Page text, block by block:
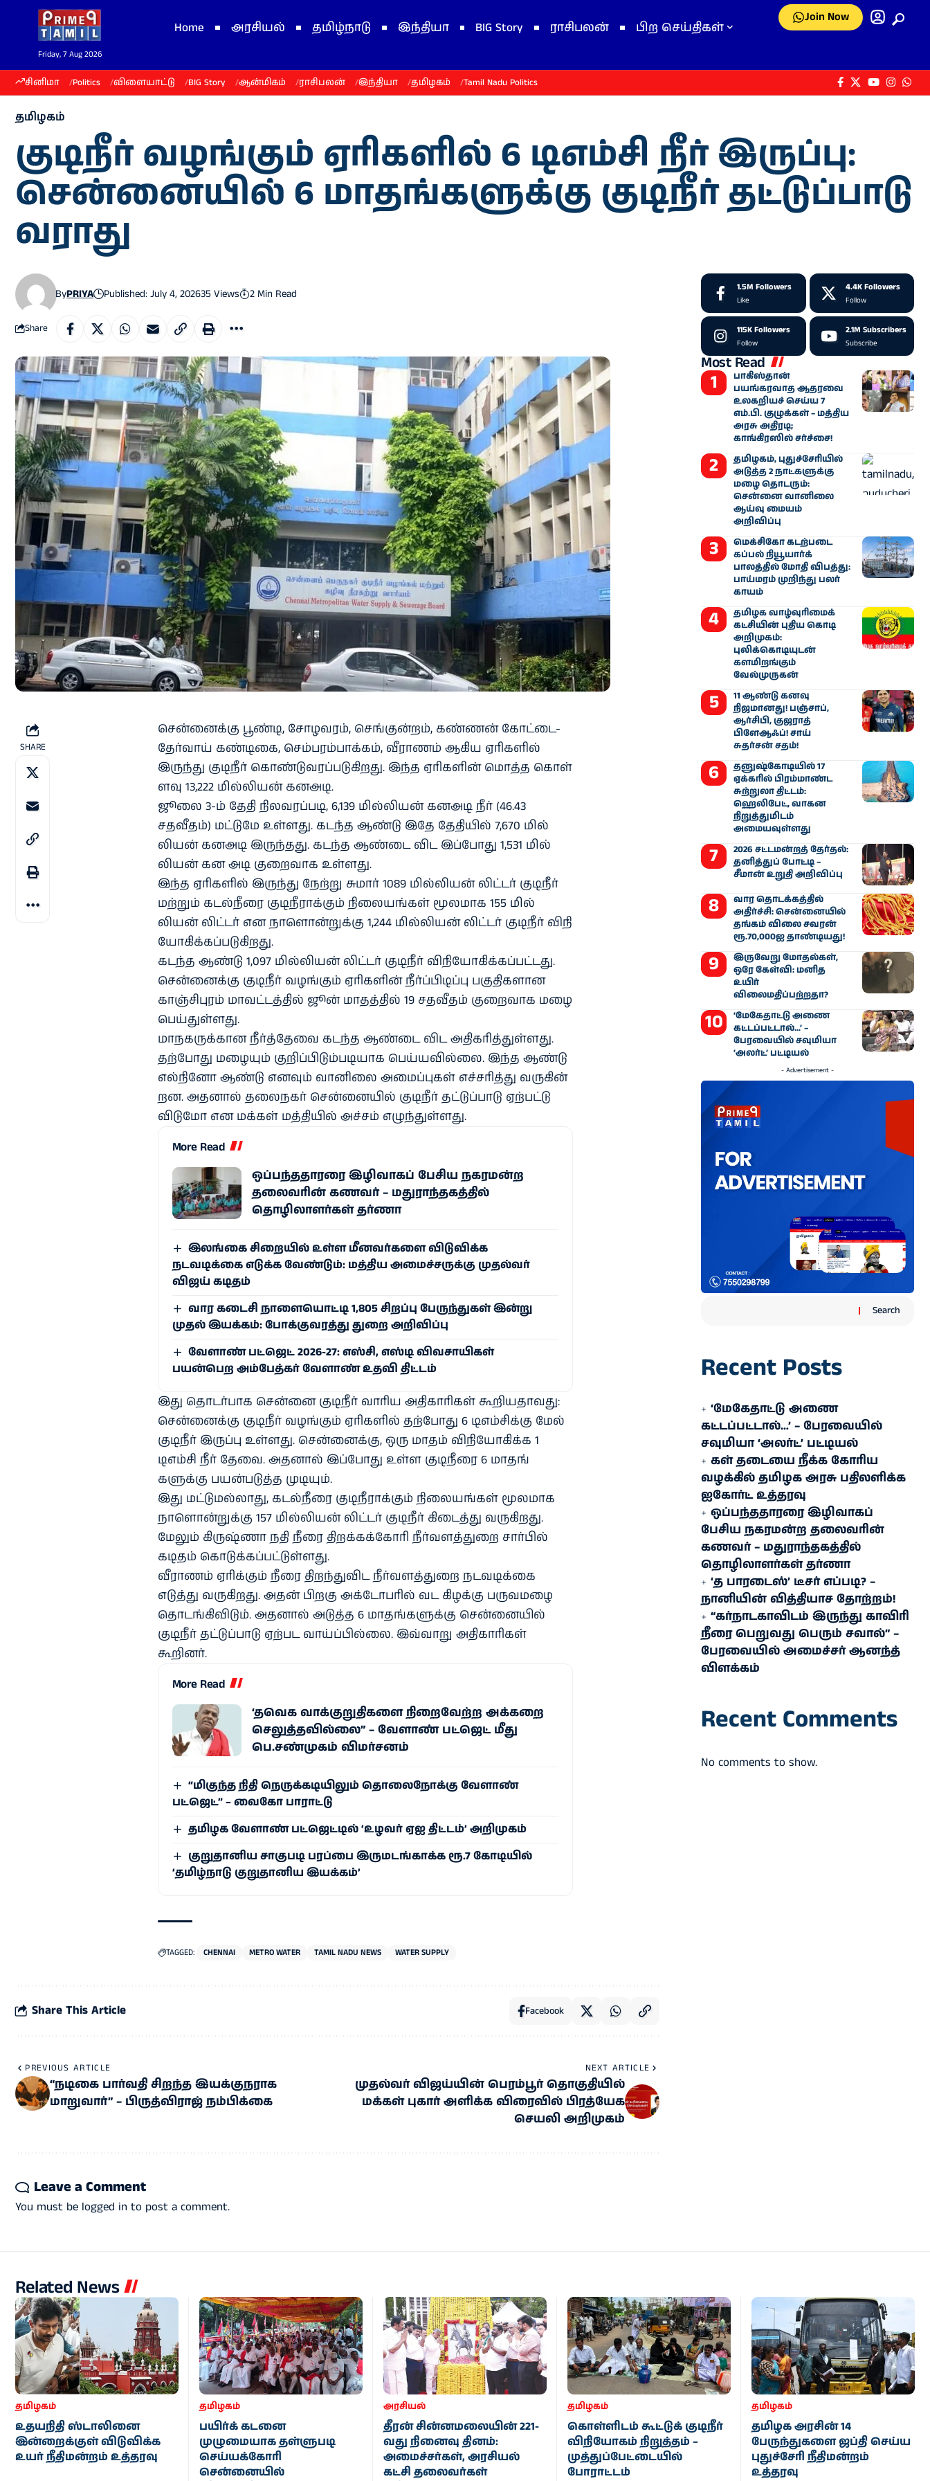
Friday, 7 Aug 2026
Home அரசியல் தமிழ்நாடு இந்தியா BIG Story ராசிபலன் பிற செய்திகள்
Join Now
சினிமா Politics விளையாட்டு BIG Story ஆன்மிகம் ராசிபலன் இந்தியா தமிழகம் Tamil Nadu Politics
தமிழகம்
குடிநீர் வழங்கும் ஏரிகளில் 6 டிஎம்சி நீர் இருப்பு:
சென்னையில் 6 மாதங்களுக்கு குடிநீர் தட்டுப்பாடு
வராது
ByPRIYA Published: July 4, 202635 Views 2 Min Read
Share
SHARE
சென்​னைக்கு பூண்​டி, சோழ​வரம், செங்​குன்​றம், கண்​ணன் கோட்​டை-
தேர்​வாய் கண்​டிகை, செம்​பரம்​பாக்​கம், வீராணம் ஆகிய ஏரி​களில்
இருந்து குடிநீர் கொண்​டு​வரப்​படு​கிறது. இந்த ஏரி​களின் மொத்த கொள்​
ளவு 13,222 மில்​லியன் கனஅடி.
ஜூலை 3-ம் தேதி நில​வரப்​படி, 6,139 மில்​லியன் கனஅடி நீர் (46.43
சதவீதம்) மட்​டுமே உள்​ளது. கடந்த ஆண்டு இதே தேதி​யில் 7,670 மில்​
லியன் கனஅடி இருந்​தது. கடந்த ஆண்டை விட இப்​போது 1,531 மில்​
லியன் கன அடி குறை​வாக உள்​ளது.
இந்த ஏரி​களில் இருந்து நேற்று சுமார் 1089 மில்​லியன் லிட்​டர் குடிநீர்
மற்​றும் கடல்​நீரை குடிநீ​ராக்​கும் நிலை​யங்​கள் மூல​மாக 155 மில்​
லியன் லிட்​டர் என நாளொன்​றுக்கு 1,244 மில்​லியன் லிட்​டர் குடிநீர் விநி​
யோகிக்​கப்​படு​கிறது.
கடந்த ஆண்டு 1,097 மில்​லியன் லிட்​டர் குடிநீர் விநி​யோகிக்​கப்​பட்​டது.
சென்​னைக்கு குடிநீர் வழங்​கும் ஏரி​களின் நீர்ப்​பிடிப்பு பகு​தி​களான
காஞ்​சிபுரம் மாவட்​டத்​தில் ஜூன் மாதத்​தில் 19 சதவீதம் குறை​வாக மழை
பெய்​துள்​ளது.
மாநகருக்​கான நீர்த்​தேவை கடந்த ஆண்டை விட அதி​கரித்​துள்​ளது.
தற்​போது மழை​யும் குறிப்​பிடும்​படி​யாக பெய்​ய​வில்​லை. இந்த ஆண்டு
எல்​நினோ ஆண்டு எனவும் வானிலை அமைப்​பு​கள் எச்​சரித்து வரு​கின்​
றன. அதனால் தலைநகர் சென்​னை​யில் குடிநீர் தட்​டுப்​பாடு ஏற்​பட்​டு​
விடுமோ என மக்​கள் மத்​தி​யில் அச்​சம் எழுந்​துள்​ளது.
More Read
ஒப்பந்ததாரரை இழிவாகப் பேசிய நகரமன்ற
தலைவரின் கணவர் – மதுராந்தகத்தில்
தொழிலாளர்கள் தர்ணா
இலங்கை சிறையில் உள்ள மீனவர்களை விடுவிக்க
நடவடிக்கை எடுக்க வேண்டும்: மத்திய அமைச்சருக்கு முதல்வர்
விஜய் கடிதம்
வார கடைசி நாளையொட்டி 1,805 சிறப்பு பேருந்துகள் இன்று
முதல் இயக்கம்: போக்குவரத்து துறை அறிவிப்பு
வேளாண் பட்ஜெட் 2026-27: எஸ்சி, எஸ்டி விவசாயிகள்
பயன்பெற அம்பேத்கர் வேளாண் உதவி திட்டம்
இது தொடர்​பாக சென்னை குடிநீர் வாரிய அதி​காரி​கள் கூறிய​தாவது:
சென்​னைக்கு குடிநீர் வழங்​கும் ஏரி​களில் தற்​போது 6 டிஎம்​சிக்கு மேல்
குடிநீர் இருப்பு உள்​ளது. சென்​னைக்​கு, ஒரு மாதம் விநி​யோகிக்க 1
டிஎம்சி நீர் தேவை. அதனால் இப்​போது உள்ள குடிநீரை 6 மாதங்​
களுக்கு பயன்​படுத்த முடி​யும்.
இது மட்​டுமல்​லாது, கடல்​நீரை குடிநீ​ராக்​கும் நிலை​யங்​கள் மூல​மாக
நாளொன்​றுக்கு 157 மில்​லியன் லிட்​டர் குடிநீர் கிடைத்து வரு​கிறது.
மேலும் கிருஷ்ணா நதி நீரை திறக்​கக்​கோரி நீர்​வளத்​துறை சார்​பில்
கடிதம் கொடுக்​கப்​பட்​டுள்​ளது.
வீராணம் ஏரிக்​கும் நீரை திறந்​து​விட நீர்​வளத்​துறை நடவடிக்கை
எடுத்து வரு​கிறது. அதன் பிறகு அக்​டோபரில் வட கிழக்கு பரு​வ​மழை
தொடங்​கி​விடும். அதனால் அடுத்த 6 மாதங்​களுக்கு சென்​னை​யில்
குடிநீர் தட்​டுப்​பாடு ஏற்​பட வாய்ப்​பில்​லை. இவ்​வாறு அதி​காரி​கள்​
கூறினர்​.
More Read
‘தவெக வாக்குறுதிகளை நிறைவேற்ற அக்கறை
செலுத்தவில்லை” – வேளாண் பட்ஜெட் மீது
பெ.சண்முகம் விமர்சனம்
“மிகுந்த நிதி நெருக்கடியிலும் தொலைநோக்கு வேளாண்
பட்ஜெட்” – வைகோ பாராட்டு
தமிழக வேளாண் பட்ஜெட்டில் ‘உழவர் ஏஐ திட்டம்’ அறிமுகம்
குறுதானிய சாகுபடி பரப்பை இருமடங்காக்க ரூ.7 கோடியில்
‘தமிழ்நாடு குறுதானிய இயக்கம்’
TAGGED: CHENNAI METRO WATER TAMIL NADU NEWS WATER SUPPLY
Share This Article Facebook
PREVIOUS ARTICLE
“நடிகை பார்வதி சிறந்த இயக்குநராக
மாறுவார்” – பிருத்விராஜ் நம்பிக்கை
NEXT ARTICLE
முதல்வர் விஜய்யின் பெரம்பூர் தொகுதியில்
மக்கள் புகார் அளிக்க விரைவில் பிரத்யேக
செயலி அறிமுகம்
Leave a Comment
You must be logged in to post a comment.
1.5M Followers
Like
4.4K Followers
Follow
115K Followers
Follow
2.1M Subscribers
Subscribe
Most Read
பாகிஸ்தான்
பயங்கரவாத ஆதரவை
உலகறியச் செய்ய 7
எம்.பி. குழுக்கள் – மத்திய
அரசு அதிரடி;
காங்கிரஸில் சர்ச்சை!
தமிழகம், புதுச்சேரியில்
அடுத்த 2 நாட்களுக்கு
மழை தொடரும்:
சென்னை வானிலை
ஆய்வு மையம்
அறிவிப்பு
மெக்சிகோ கடற்படை
கப்பல் நியூயார்க்
பாலத்தில் மோதி விபத்து:
பாய்மரம் முறிந்து பலர்
காயம்
தமிழக வாழ்வுரிமைக்
கட்சியின் புதிய கொடி
அறிமுகம்:
புலிக்கொடியுடன்
களமிறங்கும்
வேல்முருகன்
11 ஆண்டு கனவு
நிஜமானது! பஞ்சாப்,
ஆர்சிபி, குஜராத்
பிளேஆஃப்! சாய்
சுதர்சன் சதம்!
தனுஷ்கோடியில் 17
ஏக்கரில் பிரம்மாண்ட
சுற்றுலா திட்டம்:
ஹெலிபேட், வாகன
நிறுத்துமிடம்
அமையவுள்ளது
2026 சட்டமன்றத் தேர்தல்:
தனித்துப் போட்டி –
சீமான் உறுதி அறிவிப்பு
வார தொடக்கத்தில்
அதிர்ச்சி: சென்னையில்
தங்கம் விலை சவரன்
ரூ.70,000ஐ தாண்டியது!
இருவேறு மோதல்கள்,
ஒரே கேள்வி: மனித
உயிர்
விலைமதிப்பற்றதா?
‘மேகேதாட்டு அணை
கட்டப்பட்டால்…’ –
பேரவையில் சவுமியா
‘அலர்ட்’ பட்டியல்
- Advertisement -
Search
Recent Posts
‘மேகேதாட்டு அணை
கட்டப்பட்டால்…’ – பேரவையில்
சவுமியா ‘அலர்ட்’ பட்டியல்
கள் தடையை நீக்க கோரிய
வழக்கில் தமிழக அரசு பதிலளிக்க
ஐகோர்ட் உத்தரவு
ஒப்பந்ததாரரை இழிவாகப்
பேசிய நகரமன்ற தலைவரின்
கணவர் – மதுராந்தகத்தில்
தொழிலாளர்கள் தர்ணா
‘த பாரடைஸ்’ டீசர் எப்படி? –
நானியின் வித்தியாச தோற்றம்!
“கர்நாடகாவிடம் இருந்து காவிரி
நீரை பெறுவது பெரும் சவால்” –
பேரவையில் அமைச்சர் ஆனந்த்
விளக்கம்
Recent Comments
No comments to show.
Related News
தமிழகம்
உதயநிதி ஸ்டாலினை
இன்றைக்குள் விடுவிக்க
உயர் நீதிமன்றம் உத்தரவு
தமிழகம்
பயிர்க் கடனை
முழுமையாக தள்ளுபடி
செய்யக்கோரி
சென்னையில்
அரசியல்
தீரன் சின்னமலையின் 221-
வது நினைவு தினம்:
அமைச்சர்கள், அரசியல்
கட்சி தலைவர்கள்
தமிழகம்
கொள்ளிடம் கூட்டுக் குடிநீர்
விநியோகம் நிறுத்தம் –
முத்துப்பேட்டையில்
போராட்டம்
தமிழகம்
தமிழக அரசின் 14
பேருந்துகளை ஜப்தி செய்ய
புதுச்சேரி நீதிமன்றம்
உத்தரவு